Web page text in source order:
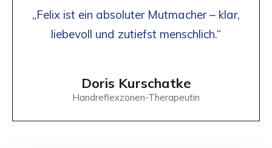
„Felix ist ein absoluter Mutmacher – klar,
liebevoll und zutiefst menschlich.“
Doris Kurschatke
Handreflexzonen-Therapeutin